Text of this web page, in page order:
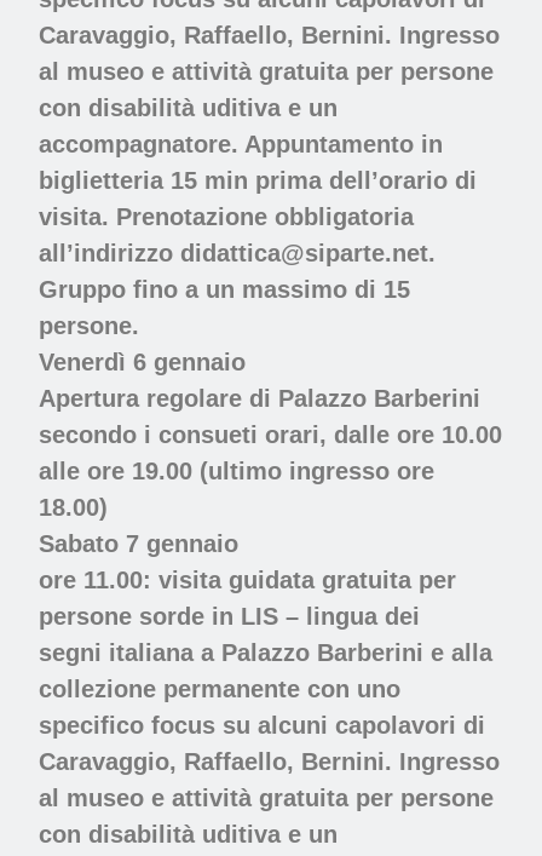
Caravaggio, Raffaello, Bernini. Ingresso
al museo e attività gratuita per persone
con disabilità uditiva e un
accompagnatore. Appuntamento in
biglietteria 15 min prima dell’orario di
visita. Prenotazione obbligatoria
all’indirizzo didattica@siparte.net.
Gruppo fino a un massimo di 15
persone.
Venerdì 6 gennaio
Apertura regolare di Palazzo Barberini
secondo i consueti orari, dalle ore 10.00
alle ore 19.00 (ultimo ingresso ore
18.00)
Sabato 7 gennaio
ore 11.00: visita guidata gratuita per
persone sorde in LIS – lingua dei
segni italiana a Palazzo Barberini e alla
collezione permanente con uno
specifico focus su alcuni capolavori di
Caravaggio, Raffaello, Bernini. Ingresso
al museo e attività gratuita per persone
con disabilità uditiva e un